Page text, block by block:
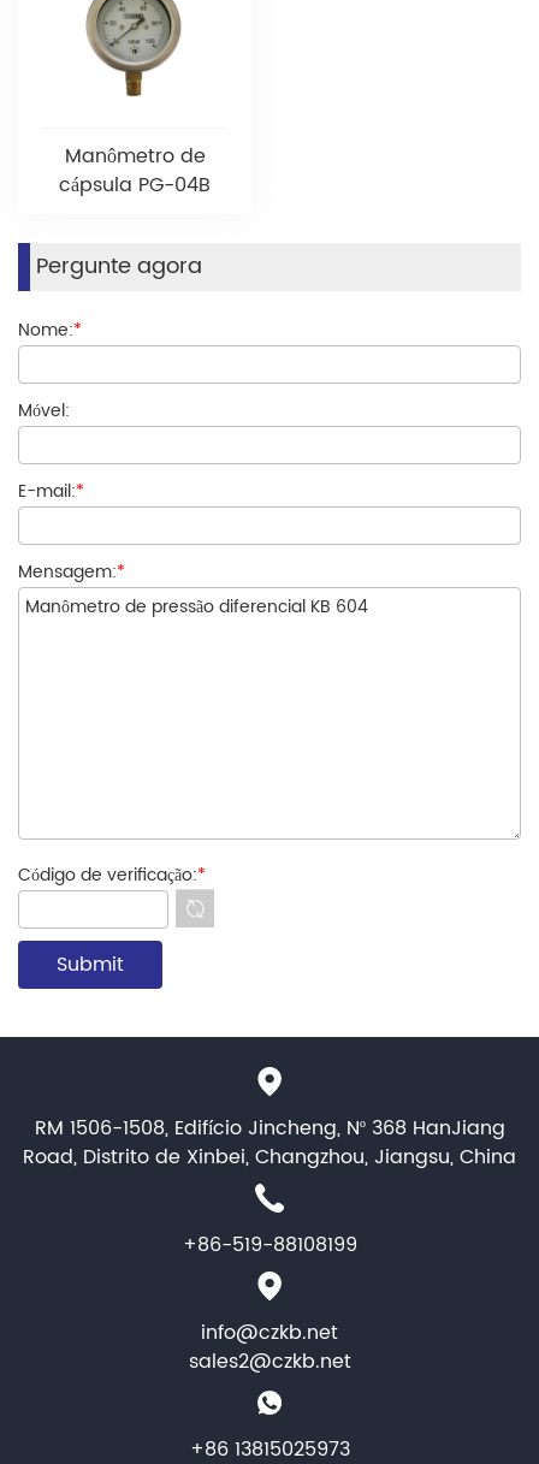
Manômetro de
cápsula PG-04B
Pergunte agora
Nome:*
Móvel:
E-mail:*
Mensagem:*
Código de verificação:*
RM 1506-1508, Edifício Jincheng, Nº 368 HanJiang
Road, Distrito de Xinbei, Changzhou, Jiangsu, China
+86-519-88108199
info@czkb.net
sales2@czkb.net
+86 13815025973